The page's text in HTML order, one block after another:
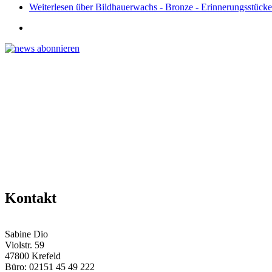
Weiterlesen über Bildhauerwachs - Bronze -
Kontakt
Sabine Dio
Violstr. 59
47800 Krefeld
Büro: 02151 45 49 222